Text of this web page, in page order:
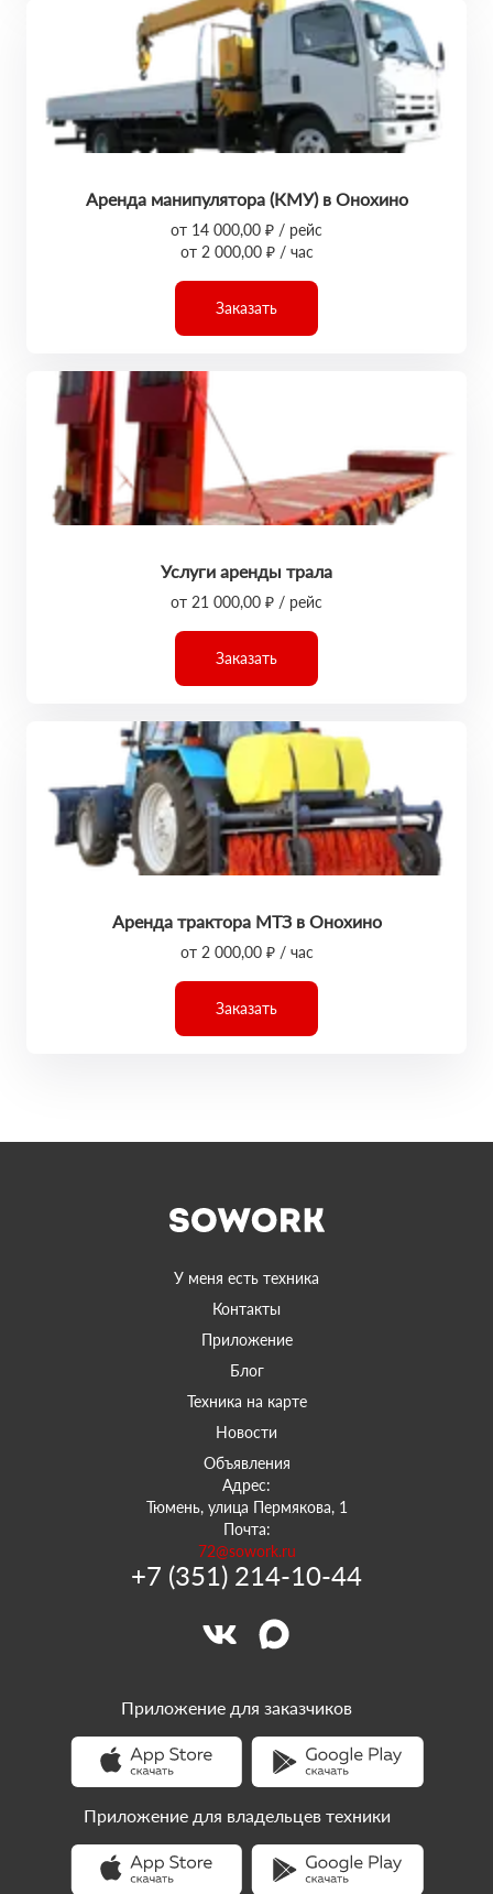
Аренда манипулятора (КМУ) в Онохино
от 14 000,00 ₽ / рейс
от 2 000,00 ₽ / час
Заказать
Услуги аренды трала
от 21 000,00 ₽ / рейс
Заказать
Аренда трактора МТЗ в Онохино
от 2 000,00 ₽ / час
Заказать
У меня есть техника
Контакты
Приложение
Блог
Техника на карте
Новости
Объявления
Адрес:
Тюмень, улица Пермякова, 1
Почта:
72@sowork.ru
+7 (351) 214-10-44
Приложение для заказчиков
Приложение для владельцев техники